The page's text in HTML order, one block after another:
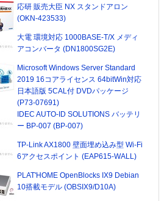
応研 販売大臣 NX スタンドアロン
(OKN-423533)
大電 環境対応 1000BASE-T/X メディ
アコンバータ (DN1800SG2E)
Microsoft Windows Server Standard
2019 16コアライセンス 64bitWin対応
日本語版 5CAL付 DVDパッケージ
(P73-07691)
IDEC AUTO-ID SOLUTIONS バッテリ
ー BP-007 (BP-007)
TP-Link AX1800 壁面埋め込み型 Wi-Fi
6アクセスポイント (EAP615-WALL)
PLAT'HOME OpenBlocks IX9 Debian
10搭載モデル (OBSIX9/D10A)